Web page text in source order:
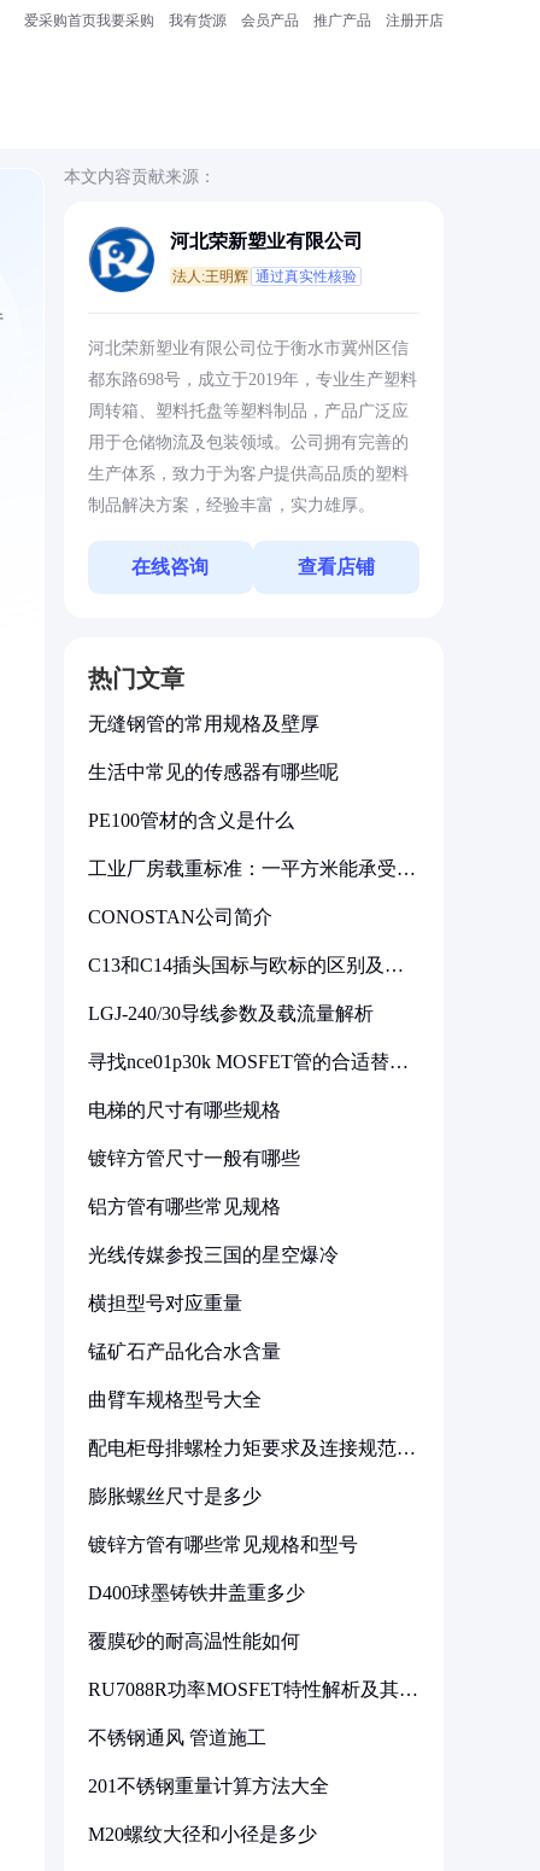
爱采购首页我要采购 我有货源 会员产品 推广产品 注册开店
本文内容贡献来源：
河北荣新塑业有限公司
法人:王明辉 通过真实性核验
河北荣新塑业有限公司位于衡水市冀州区信
都东路698号，成立于2019年，专业生产塑料
周转箱、塑料托盘等塑料制品，产品广泛应
用于仓储物流及包装领域。公司拥有完善的
生产体系，致力于为客户提供高品质的塑料
制品解决方案，经验丰富，实力雄厚。
在线咨询 查看店铺
热门文章
无缝钢管的常用规格及壁厚
生活中常见的传感器有哪些呢
PE100管材的含义是什么
工业厂房载重标准：一平方米能承受多
CONOSTAN公司简介
C13和C14插头国标与欧标的区别及其
LGJ-240/30导线参数及载流量解析
寻找nce01p30k MOSFET管的合适替代
电梯的尺寸有哪些规格
镀锌方管尺寸一般有哪些
铝方管有哪些常见规格
光线传媒参投三国的星空爆冷
横担型号对应重量
锰矿石产品化合水含量
曲臂车规格型号大全
配电柜母排螺栓力矩要求及连接规范详
膨胀螺丝尺寸是多少
镀锌方管有哪些常见规格和型号
D400球墨铸铁井盖重多少
覆膜砂的耐高温性能如何
RU7088R功率MOSFET特性解析及其在
不锈钢通风 管道施工
201不锈钢重量计算方法大全
M20螺纹大径和小径是多少